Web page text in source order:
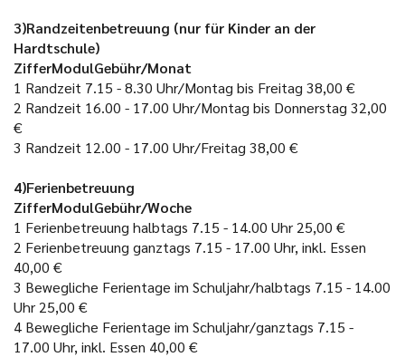
3)Randzeitenbetreuung (nur für Kinder an der
Hardtschule)
ZifferModulGebühr/Monat
1 Randzeit 7.15 - 8.30 Uhr/Montag bis Freitag 38,00 €
2 Randzeit 16.00 - 17.00 Uhr/Montag bis Donnerstag 32,00
€
3 Randzeit 12.00 - 17.00 Uhr/Freitag 38,00 €
4)Ferienbetreuung
ZifferModulGebühr/Woche
1 Ferienbetreuung halbtags 7.15 - 14.00 Uhr 25,00 €
2 Ferienbetreuung ganztags 7.15 - 17.00 Uhr, inkl. Essen
40,00 €
3 Bewegliche Ferientage im Schuljahr/halbtags 7.15 - 14.00
Uhr 25,00 €
4 Bewegliche Ferientage im Schuljahr/ganztags 7.15 -
17.00 Uhr, inkl. Essen 40,00 €